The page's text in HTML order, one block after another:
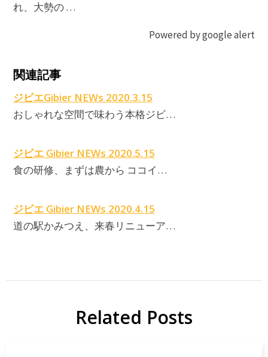
れ、大勢の …
Powered by google alert
関連記事
ジビエGibier NEWs 2020.3.15
おしゃれな空間で味わう本格ジビ…
ジビエ Gibier NEWs 2020.5.15
食の研修、まずは農から ココイ…
ジビエ Gibier NEWs 2020.4.15
道の駅かみつえ、来春リニューア…
Related Posts